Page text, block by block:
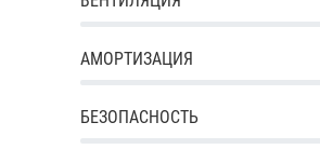
АМОРТИЗАЦИЯ
БЕЗОПАСНОСТЬ